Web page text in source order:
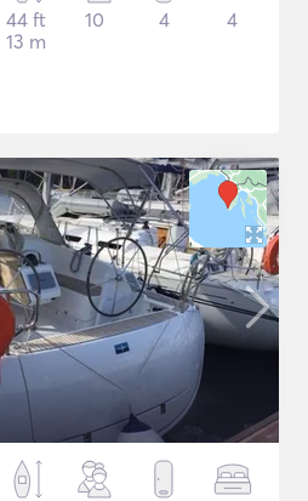
44 ft
13 m
10 4 4